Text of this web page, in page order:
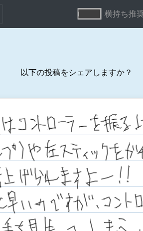
横持ち推
以下の投稿をシェアしますか？